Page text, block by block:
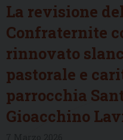
La revisione
Confraternite
rinnovato
pastorale e
parrocchia
Gioacchino